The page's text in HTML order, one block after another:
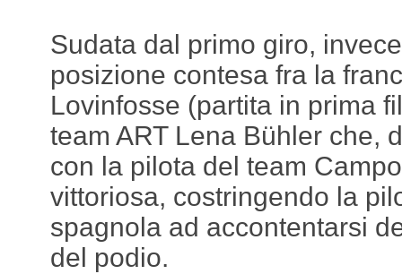
Sudata dal primo giro,
posizione contesa fra la
Lovinfosse (partita in prima
team ART Lena Bühler che,
con la pilota del team
vittoriosa, costringendo la
spagnola ad accontentarsi
del podio.